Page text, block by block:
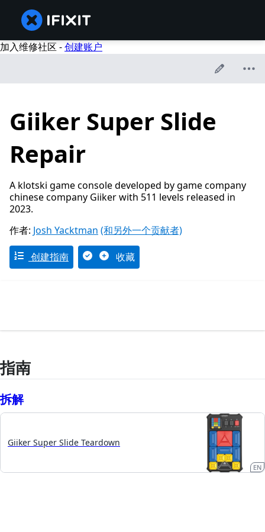
加入维修社区 -创建账户
Giiker Super Slide
Repair
A klotski game console developed by game company
chinese company Giiker with 511 levels released in
2023.
作者: Josh Yacktman (和另外一个贡献者)
创建指南 收藏
指南
拆​解
Giiker Super Slide Teardown
EN